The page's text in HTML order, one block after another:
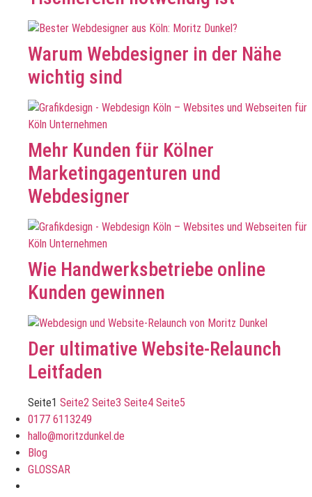
Warum Webdesigner in der Nähe
wichtig sind
Mehr Kunden für Kölner
Marketingagenturen und
Webdesigner
Wie Handwerksbetriebe online
Kunden gewinnen
Der ultimative Website-Relaunch
Leitfaden
Seite1 Seite2 Seite3 Seite4 Seite5
0177 6113249
hallo@moritzdunkel.de
Blog
GLOSSAR